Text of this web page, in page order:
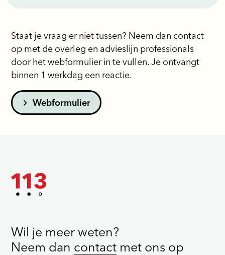
Staat je vraag er niet tussen? Neem dan contact
op met de overleg en advieslijn professionals
door het webformulier in te vullen. Je ontvangt
binnen 1 werkdag een reactie.
Webformulier
Wil je meer weten?
Neem dan contact met ons op